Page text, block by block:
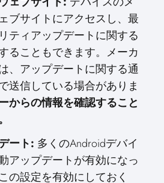
ブサイトにアクセスし、最
ティアップデートに関する
ることもできます。メーカ
、アップデートに関する通
送信している場合がありま
からの情報を確認すること
ート: 多くのAndroidデバイ
アップデートが有効になっ
の設定を有効にしておく